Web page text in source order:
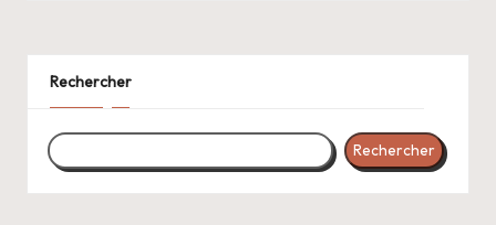
Rechercher
Rechercher